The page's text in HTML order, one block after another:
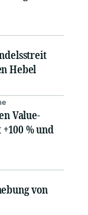
Hebel
Value-
% und
von